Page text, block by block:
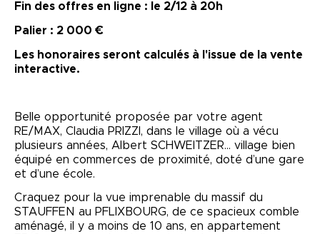
Fin des offres en ligne : le 2/12 à 20h
Palier : 2 000 €
Les honoraires seront calculés à l'issue de la vente
interactive.
Belle opportunité proposée par votre agent
RE/MAX, Claudia PRIZZI, dans le village où a vécu
plusieurs années, Albert SCHWEITZER… village bien
équipé en commerces de proximité, doté d’une gare
et d’une école.
Craquez pour la vue imprenable du massif du
STAUFFEN au PFLIXBOURG, de ce spacieux comble
aménagé, il y a moins de 10 ans, en appartement